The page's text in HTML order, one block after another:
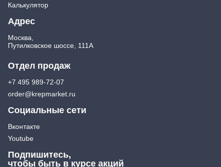
Калькулятор
Адрес
Москва,
Путилковское шоссе, 111А
Отдел продаж
+7 495 989-72-07
order@krepmarket.ru
Социальные сети
Вконтакте
Youtube
Подпишитесь,
чтобы быть в курсе акций